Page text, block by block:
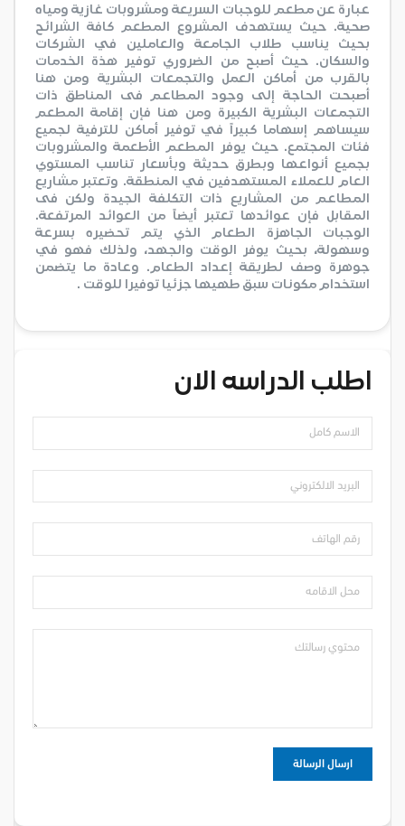
عبارة عن مطعم للوجبات السريعة ومشروبات غازية ومياه
صحية. حيث يستهدف المشروع المطعم كافة الشرائح
بحيث يناسب طلاب الجامعة والعاملين في الشركات
والسكان. حيث أصبح من الضروري توفير هذة الخدمات
بالقرب من أماكن العمل والتجمعات البشرية ومن هنا
أصبحت الحاجة إلى وجود المطاعم فى المناطق ذات
التجمعات البشرية الكبيرة ومن هنا فإن إقامة المطعم
سيساهم إسهاما كبيراً في توفير أماكن للترفية لجميع
فئات المجتمع. حيث يوفر المطعم الأطعمة والمشروبات
بجميع أنواعها وبطرق حديثة وبأسعار تناسب المستوي
العام للعملاء المستهدفين في المنطقة. وتعتبر مشاريع
المطاعم من المشاريع ذات التكلفة الجيدة ولكن فى
المقابل فإن عوائدها تعتبر أيضاً من العوائد المرتفعة.
الوجبات الجاهزة الطعام الذي يتم تحضيره بسرعة
وسهولة، بحيث يوفر الوقت والجهد، ولذلك فهو في
جوهرة وصف لطريقة إعداد الطعام. وعادة ما يتضمن
استخدام مكونات سبق طهيها جزئيا توفيرا للوقت .
اطلب الدراسه الان